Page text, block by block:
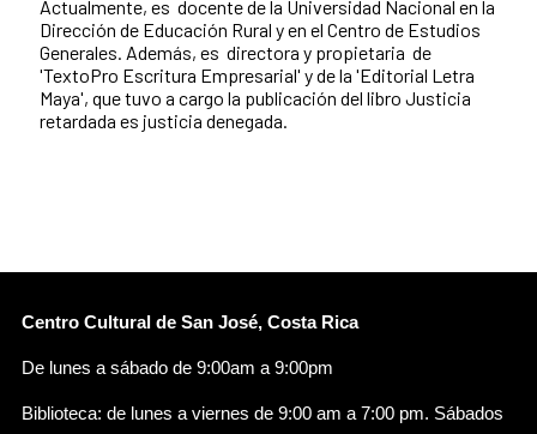
Actualmente, es docente de la Universidad Nacional en la
Dirección de Educación Rural y en el Centro de Estudios
Generales. Además, es directora y propietaria de
'TextoPro Escritura Empresarial' y de la 'Editorial Letra
Maya', que tuvo a cargo la publicación del libro Justicia
retardada es justicia denegada.
Centro Cultural de San José, Costa Rica
De lunes a sábado de 9:00am a 9:00pm
Biblioteca: de lunes a viernes de 9:00 am a 7:00 pm. Sábados